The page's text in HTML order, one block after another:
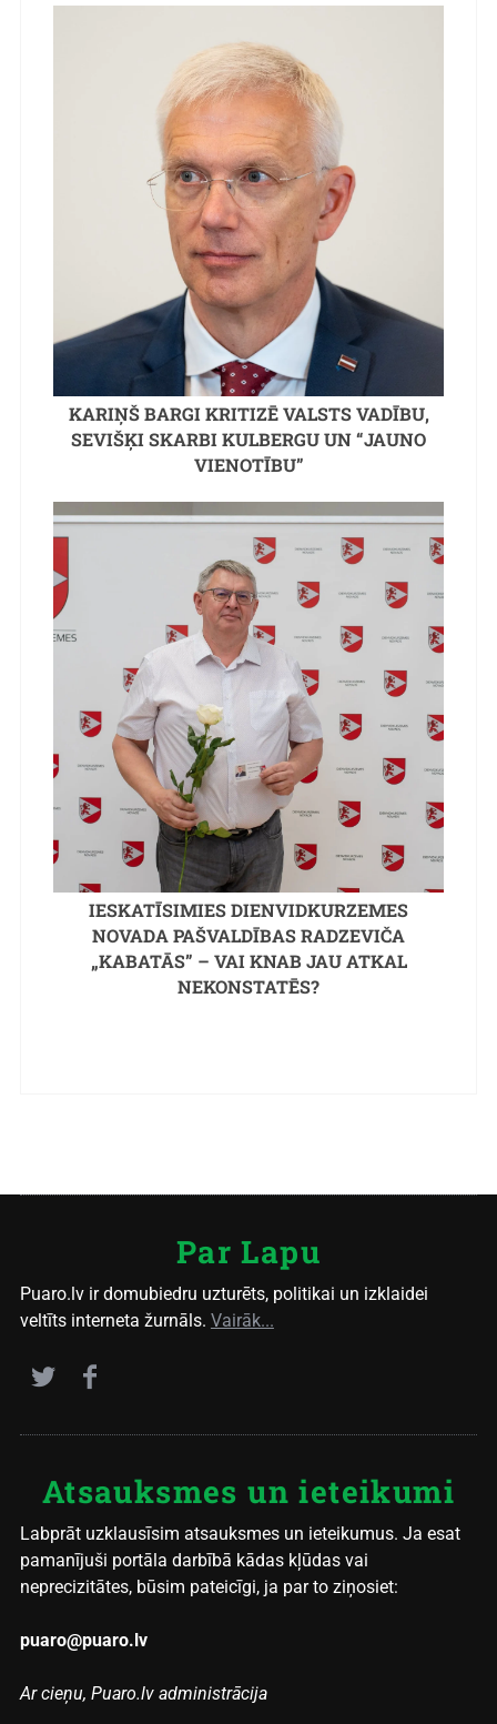
KARIŅŠ BARGI KRITIZĒ VALSTS VADĪBU,
SEVIŠĶI SKARBI KULBERGU UN “JAUNO
VIENOTĪBU”
IESKATĪSIMIES DIENVIDKURZEMES
NOVADA PAŠVALDĪBAS RADZEVIČA
„KABATĀS” – VAI KNAB JAU ATKAL
NEKONSTATĒS?
Par Lapu
Puaro.lv ir domubiedru uzturēts, politikai un izklaidei
veltīts interneta žurnāls. Vairāk...
Atsauksmes un ieteikumi
Labprāt uzklausīsim atsauksmes un ieteikumus. Ja esat
pamanījuši portāla darbībā kādas kļūdas vai
neprecizitātes, būsim pateicīgi, ja par to ziņosiet:
puaro@puaro.lv
Ar cieņu, Puaro.lv administrācija